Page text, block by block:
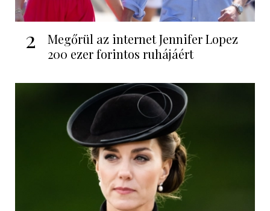
2
Megőrül az internet Jennifer Lopez
200 ezer forintos ruhájáért